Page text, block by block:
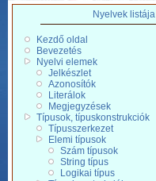
Nyelvek listája
Kezdő oldal
Bevezetés
Nyelvi elemek
Jelkészlet
Azonosítók
Literálok
Megjegyzések
Típusok, típuskonstrukciók
Típusszerkezet
Elemi típusok
Szám típusok
String típus
Logikai típus